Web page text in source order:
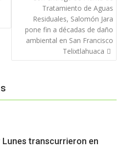
Tratamiento de Aguas
Residuales, Salomón Jara
pone fin a décadas de daño
ambiental en San Francisco
Telixtlahuaca
Lunes transcurrieron en